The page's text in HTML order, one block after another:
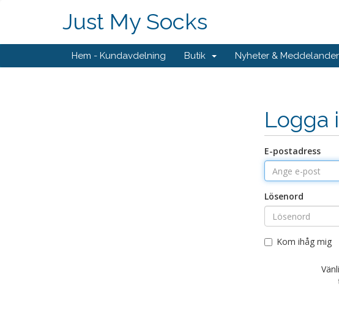
Just My Socks
Hem - Kundavdelning Butik Nyheter &
Logga
E-postadress
Lösenord
Kom ihåg mig